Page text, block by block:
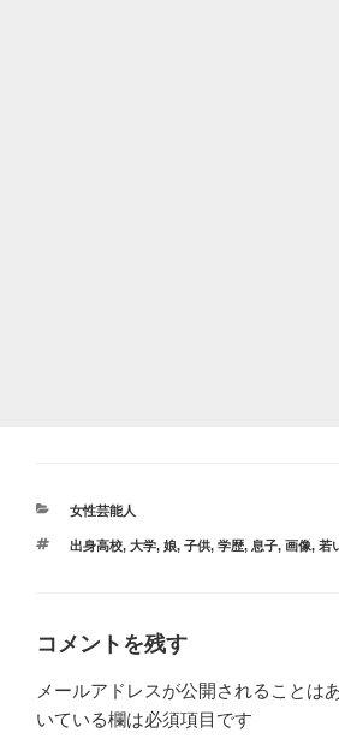
カ
ゴ
女性芸能人
タ
出身高校, 大学, 娘, 子供, 学歴, 息子, 画像, 若
コメントを残す
メールアドレスが公開されることは
いている欄は必須項目です